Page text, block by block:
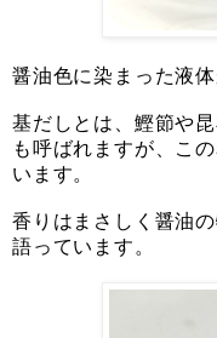
醤油色に染まった液体
基だしとは、鰹節や
も呼ばれますが、こ
います。
香りはまさしく醤油
語っています。